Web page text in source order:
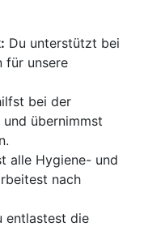
Du unterstützt bei
für unsere
bei der
übernimmst
alle Hygiene- und
nach
entlastest die